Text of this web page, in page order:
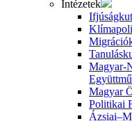
Intézetek
Magyar-
Magyar
Politikai